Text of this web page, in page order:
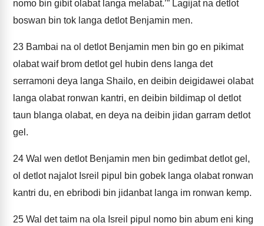
nomo bin gibit olabat langa melabat.’” Lagijat na detlot
boswan bin tok langa detlot Benjamin men.
23 Bambai na ol detlot Benjamin men bin go en pikimat
olabat waif brom detlot gel hubin dens langa det
serramoni deya langa Shailo, en deibin deigidawei olabat
langa olabat ronwan kantri, en deibin bildimap ol detlot
taun blanga olabat, en deya na deibin jidan garram detlot
gel.
24 Wal wen detlot Benjamin men bin gedimbat detlot gel,
ol detlot najalot Isreil pipul bin gobek langa olabat ronwan
kantri du, en ebribodi bin jidanbat langa im ronwan kemp.
25 Wal det taim na ola Isreil pipul nomo bin abum eni king